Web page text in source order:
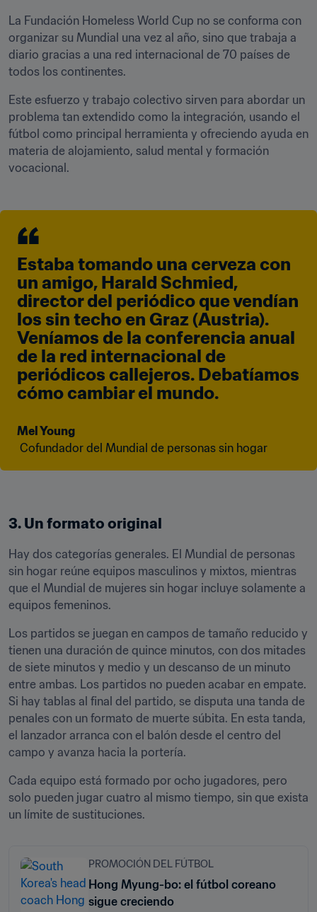
La Fundación Homeless World Cup no se conforma con
organizar su Mundial una vez al año, sino que trabaja a
diario gracias a una red internacional de 70 países de
todos los continentes.
Este esfuerzo y trabajo colectivo sirven para abordar un
problema tan extendido como la integración, usando el
fútbol como principal herramienta y ofreciendo ayuda en
materia de alojamiento, salud mental y formación
vocacional.
Estaba tomando una cerveza con
un amigo, Harald Schmied,
director del periódico que vendían
los sin techo en Graz (Austria).
Veníamos de la conferencia anual
de la red internacional de
periódicos callejeros. Debatíamos
cómo cambiar el mundo.
Mel Young
Cofundador del Mundial de personas sin hogar
3. Un formato original
Hay dos categorías generales. El Mundial de personas
sin hogar reúne equipos masculinos y mixtos, mientras
que el Mundial de mujeres sin hogar incluye solamente a
equipos femeninos.
Los partidos se juegan en campos de tamaño reducido y
tienen una duración de quince minutos, con dos mitades
de siete minutos y medio y un descanso de un minuto
entre ambas. Los partidos no pueden acabar en empate.
Si hay tablas al final del partido, se disputa una tanda de
penales con un formato de muerte súbita. En esta tanda,
el lanzador arranca con el balón desde el centro del
campo y avanza hacia la portería.
Cada equipo está formado por ocho jugadores, pero
solo pueden jugar cuatro al mismo tiempo, sin que exista
un límite de sustituciones.
PROMOCIÓN DEL FÚTBOL
Hong Myung-bo: el fútbol coreano
sigue creciendo